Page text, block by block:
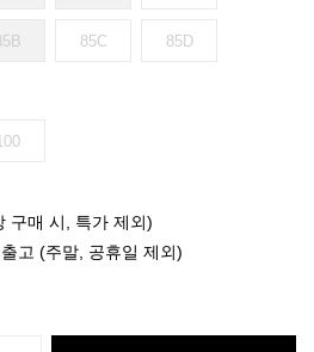
85C 85D
구매 시, 특가 제외)
고 (주말, 공휴일 제외)